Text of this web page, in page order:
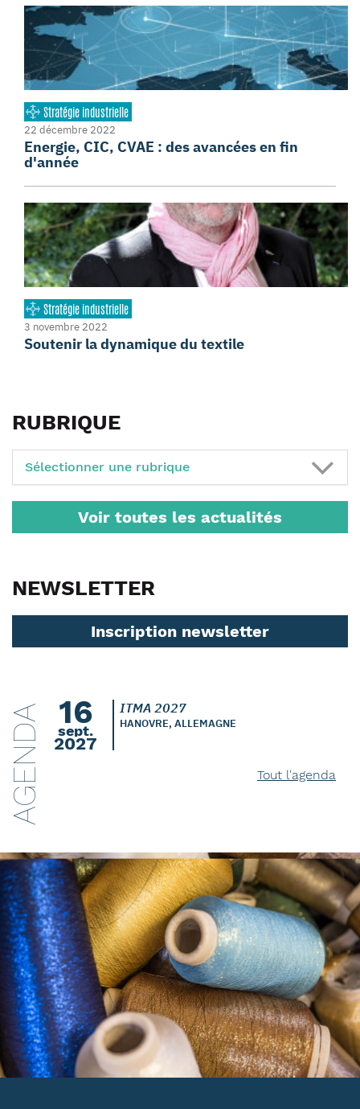
Stratégie industrielle
22 décembre 2022
Energie, CIC, CVAE : des avancées en fin
d'année
Stratégie industrielle
3 novembre 2022
Soutenir la dynamique du textile
RUBRIQUE
Sélectionner une rubrique
Voir toutes les actualités
NEWSLETTER
Inscription newsletter
AGENDA 16
sept.
2027
ITMA 2027
HANOVRE, ALLEMAGNE
Tout l'agenda